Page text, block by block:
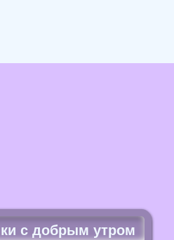
с добрым утром